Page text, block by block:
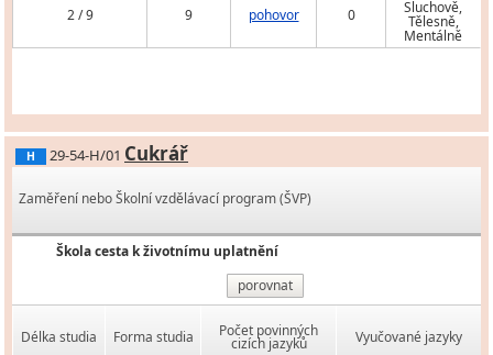
2 / 9 9 pohovor 0 Sluchově,
Tělesně,
Mentálně
H 29-54-H/01 Cukrář
Zaměření nebo Školní vzdělávací program (ŠVP)
Škola cesta k životnímu uplatnění
porovnat
Délka studia Forma studia Počet povinných
cizích jazyků Vyučované jazyky